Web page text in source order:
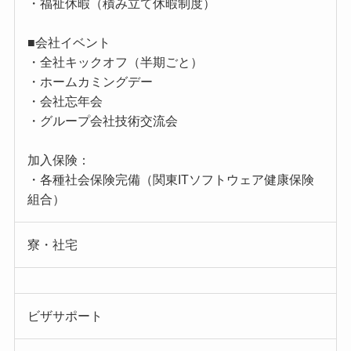
・福祉休暇（積み立て休暇制度）
■会社イベント
・全社キックオフ（半期ごと）
・ホームカミングデー
・会社忘年会
・グループ会社技術交流会
加入保険：
・各種社会保険完備（関東ITソフトウェア健康保険
組合）
寮・社宅
ビザサポート